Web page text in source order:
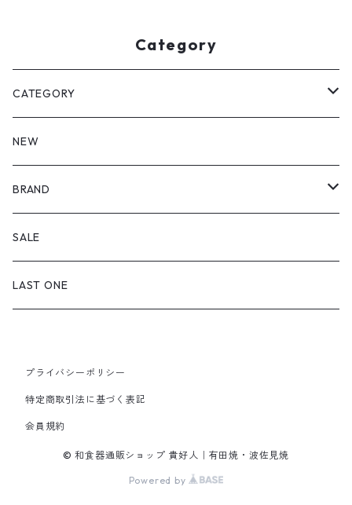
Category
CATEGORY
皿・プレート
丸（9cm～ / 三寸皿）
丸（12cm～ / 四寸皿）
丸（27cm～ / 九寸皿）
鉢・ボウル
小付・小鉢
中鉢（12cm～）
ボウル
飯碗・どんぶり
飯碗
どんぶり
湯のみ・カップ
急須・ポット
箸置
NEW
BRAND
喜鶴製陶
福泉窯
一峰窯
白山陶器
SALE
LAST ONE
プライバシーポリシー
特定商取引法に基づく表記
会員規約
© 和食器通販ショップ 貴好人｜有田焼・波佐見焼
Powered by